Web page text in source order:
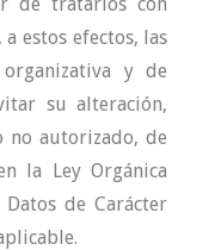
estos efectos, las
y de
su alteración,
no autorizado, de
la Ley Orgánica
de Carácter